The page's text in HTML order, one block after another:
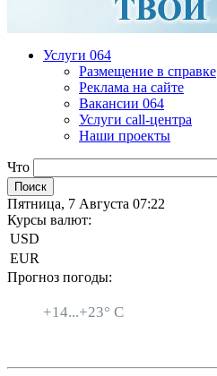
Услуги 064
Размещение в справке
Реклама на сайте
Вакансии 064
Услуги call-центра
Наши проекты
Что
Пятница, 7 Августа 07:22
Курсы валют:
USD
EUR
Прогноз погоды:
+14...+23° C